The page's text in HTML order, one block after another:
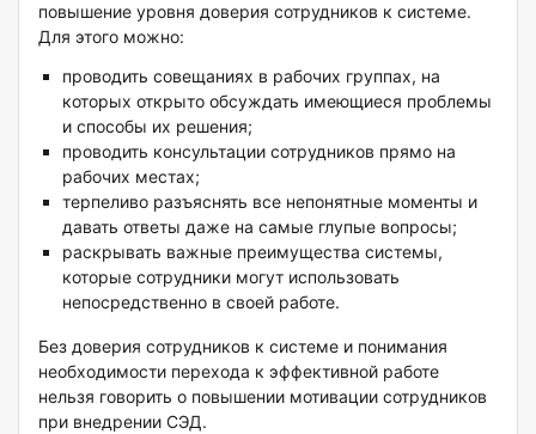
повышение уровня доверия сотрудников к системе.
Для этого можно:
проводить совещаниях в рабочих группах, на
которых открыто обсуждать имеющиеся проблемы
и способы их решения;
проводить консультации сотрудников прямо на
рабочих местах;
терпеливо разъяснять все непонятные моменты и
давать ответы даже на самые глупые вопросы;
раскрывать важные преимущества системы,
которые сотрудники могут использовать
непосредственно в своей работе.
Без доверия сотрудников к системе и понимания
необходимости перехода к эффективной работе
нельзя говорить о повышении мотивации сотрудников
при внедрении СЭД.